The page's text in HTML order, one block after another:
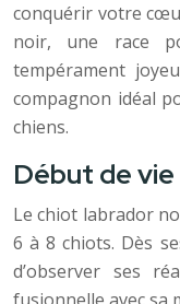
conquérir votre
noir, une race
tempérament
compagnon idéal
chiens.
Début de
Le chiot labrador
6 à 8 chiots. Dès
d’observer ses